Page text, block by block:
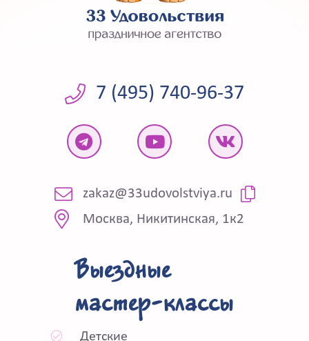
7 (495) 740-96-37
zakaz@33udovolstviya.ru
Москва, Никитинская, 1к2
Выездные
мастер-классы
Детские